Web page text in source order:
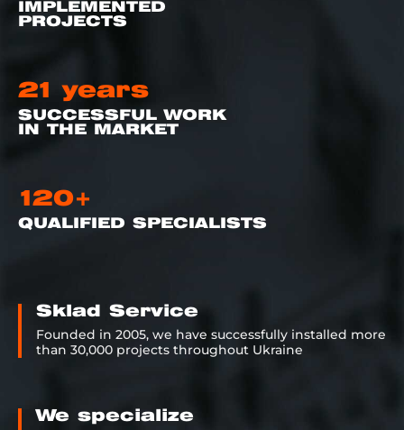
IMPLEMENTED
PROJECTS
21 years
SUCCESSFUL WORK
IN THE MARKET
120+
QUALIFIED SPECIALISTS
Sklad Service
Founded in 2005, we have successfully installed more
than 30,000 projects throughout Ukraine
We specialize